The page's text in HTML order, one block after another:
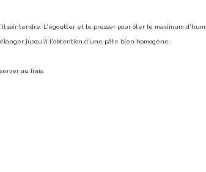
tendre. L'égoutter et le presser pour ôter le maximum
jusqu'à l'obtention d'une pâte bien homogène.
au frais.